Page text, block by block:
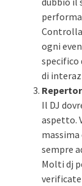
ogni
specifico
di
Il DJ
aspetto.
sempre
Molti dj